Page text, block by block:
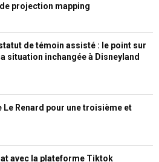
projection mapping
de témoin assisté : le point sur
situation inchangée à Disneyland
Le Renard pour une troisième et
avec la plateforme Tiktok